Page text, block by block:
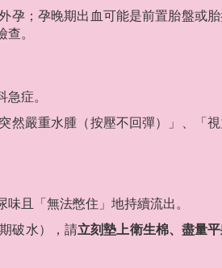
孕；孕晚期出血可能是前置胎盤或
。
症。
然嚴重水腫（按壓不回彈）」、「
且「無法憋住」地持續流出。
破水），請立刻墊上衛生棉、盡量